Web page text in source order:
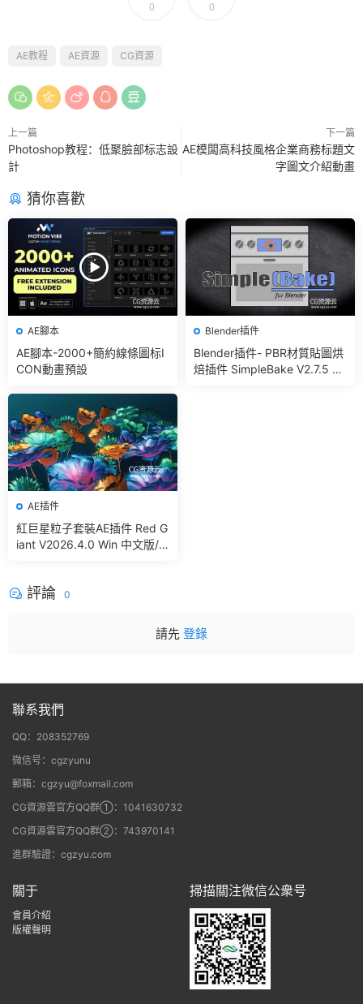
0 0
AE教程 AE資源 CG資源
上一篇
Photoshop教程：低聚臉部标志設
計
下一篇
AE模闆高科技風格企業商務标題文
字圖文介紹動畫
猜你喜歡
AE腳本
AE腳本-2000+簡約線條圖标I
CON動畫預設
Blender插件
Blender插件- PBR材質貼圖烘
焙插件 SimpleBake V2.7.5 –
AE插件
紅巨星粒子套裝AE插件 Red G
iant V2026.4.0 Win 中文版/
評論 0
請先 登錄
聯系我們
QQ：208352769
微信号：cgzyunu
郵箱：cgzyu@foxmail.com
CG資源雲官方QQ群①：1041630732
CG資源雲官方QQ群②：743970141
進群驗證：cgzyu.com
關于
會員介紹
版權聲明
掃描關注微信公衆号